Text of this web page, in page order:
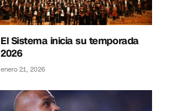
El Sistema inicia su temporada
2026
enero 21, 2026